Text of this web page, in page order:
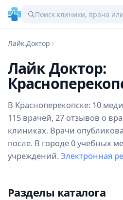
Лайк.Доктор
Лайк Доктор:
В Красноперекопске: 10
115 врачей, 27 отзывов о
клиниках. Врачи
после. В городе 0 учебных
учреждений. Электронная
Разделы каталога